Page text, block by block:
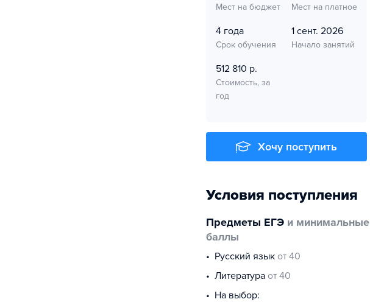
Мест на бюджет Мест на платное
4 года
Срок обучения
1 сент. 2026
Начало занятий
512 810 р.
Стоимость, за
год
Хочу поступить
Условия поступления
Предметы ЕГЭ и минимальные
баллы
русский язык от 40
литература от 40
На выбор: